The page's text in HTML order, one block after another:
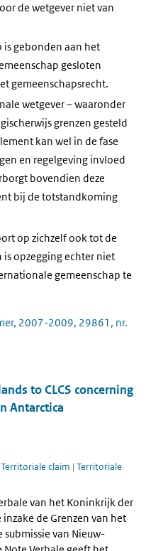
de wetgever niet van
is gebonden aan het
gesloten
gemeenschapsrecht.
wetgever – waaronder
grenzen gesteld
kan wel in de fase
en regelgeving invloed
bovendien deze
bij de totstandkoming
op zichzelf ook tot de
opzegging echter niet
gemeenschap te
2007-2009, 29861, nr.
to CLCS concerning
Antarctica
Territoriale claim | Territoriale
van het Koninkrijk der
de Grenzen van het
submissie van Nieuw-